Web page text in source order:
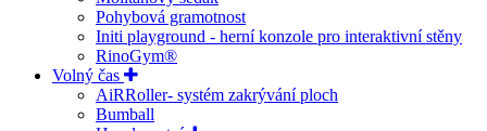
Pohybová gramotnost
Initi playground - herní konzole pro interaktivní stěny
RinoGym®
Volný čas
AiRRoller- systém zakrývání ploch
Bumball